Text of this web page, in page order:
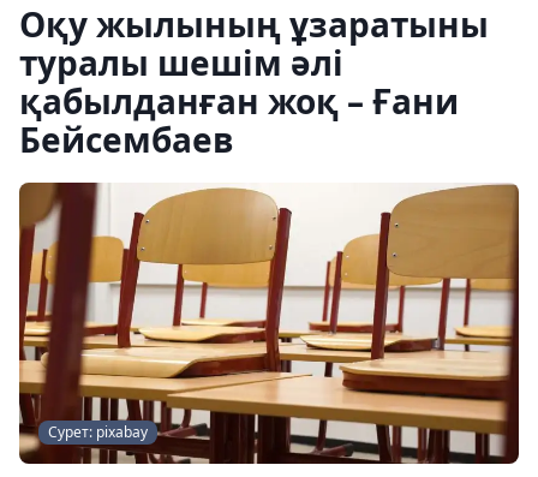
Оқу жылының ұзаратыны
туралы шешім әлі
қабылданған жоқ – Ғани
Бейсембаев
Сурет: pixabay